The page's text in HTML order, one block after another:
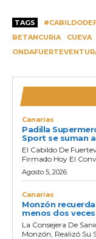
TAGS
BETANCURIA
CUEVA
Canarias
Padilla
Sport se suman
El Cabildo De
Firmado Hoy El
Agosto 5, 2026
Canarias
Monzón
menos dos
La Consejera De
Monzón, Realizó Su